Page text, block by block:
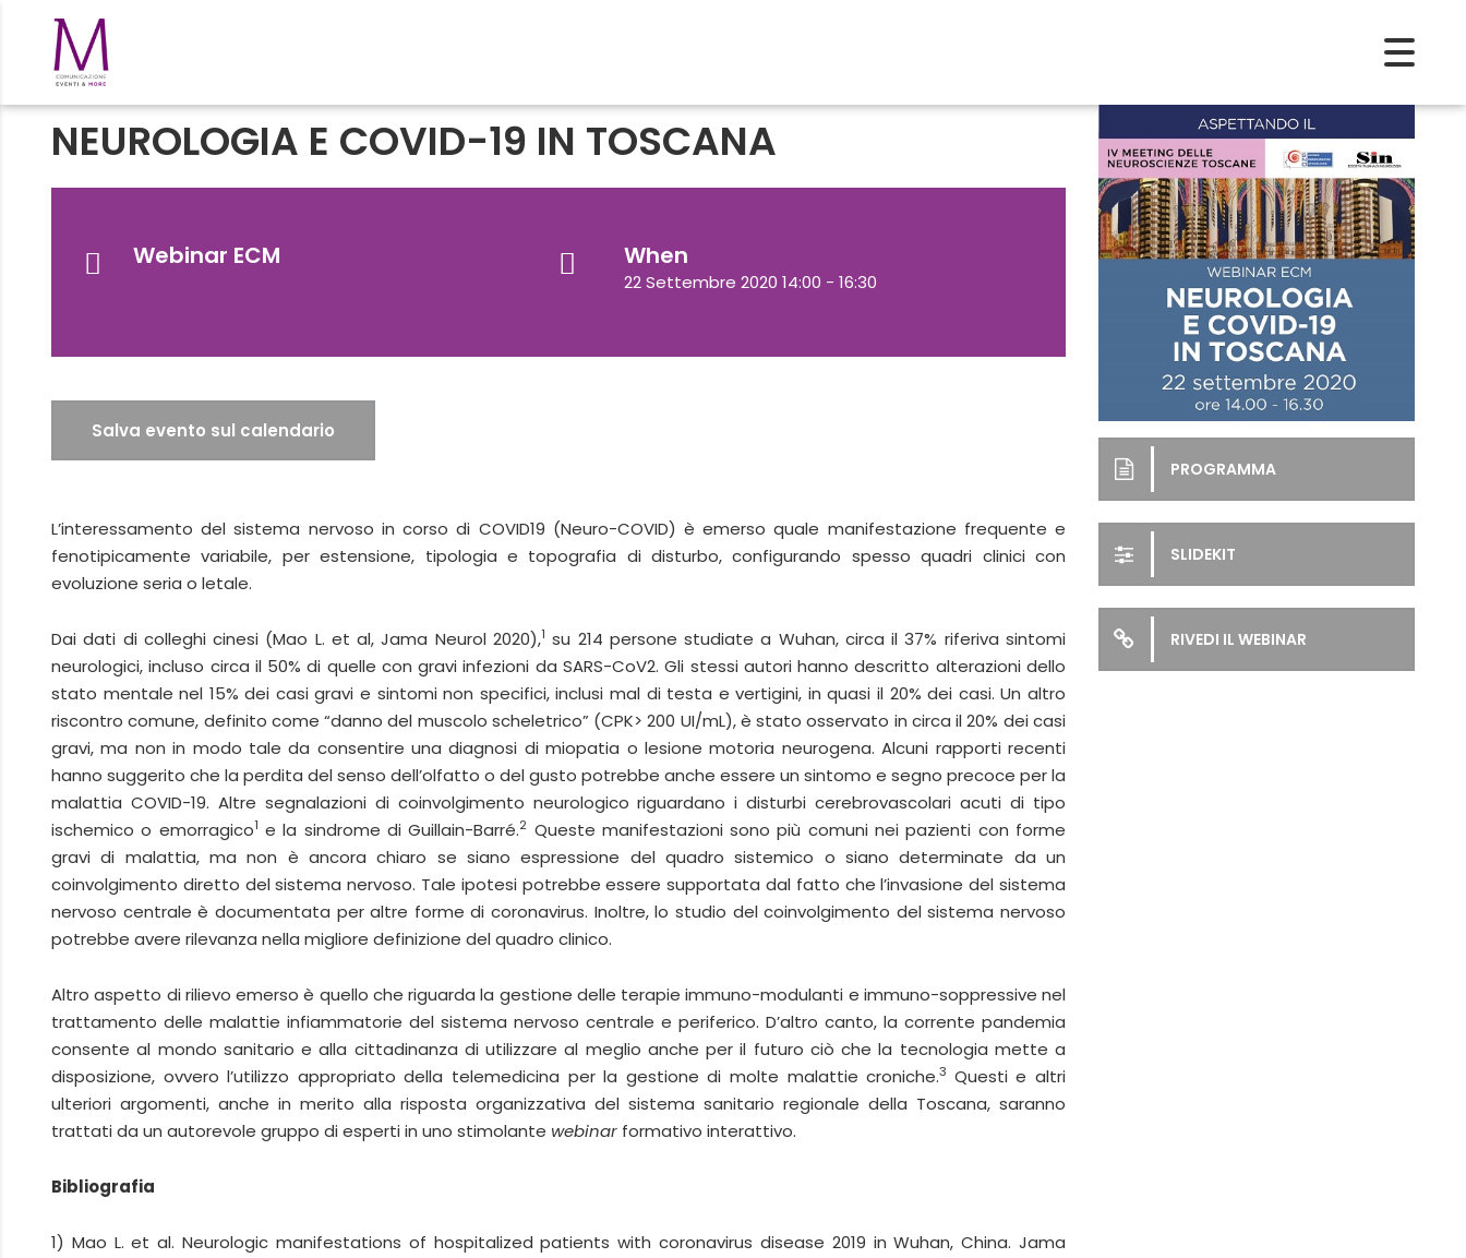
NEUROLOGIA E COVID-19 IN TOSCANA
Webinar ECM When
22 Settembre 2020 14:00 - 16:30
Salva evento sul calendario
L’interessamento del sistema nervoso in corso di COVID19 (Neuro-COVID) è emerso quale manifestazione frequente e
fenotipicamente variabile, per estensione, tipologia e topografia di disturbo, configurando spesso quadri clinici con
evoluzione seria o letale.
Dai dati di colleghi cinesi (Mao L. et al, Jama Neurol 2020),1 su 214 persone studiate a Wuhan, circa il 37% riferiva sintomi
neurologici, incluso circa il 50% di quelle con gravi infezioni da SARS-CoV2. Gli stessi autori hanno descritto alterazioni dello
stato mentale nel 15% dei casi gravi e sintomi non specifici, inclusi mal di testa e vertigini, in quasi il 20% dei casi. Un altro
riscontro comune, definito come “danno del muscolo scheletrico” (CPK> 200 UI/mL), è stato osservato in circa il 20% dei casi
gravi, ma non in modo tale da consentire una diagnosi di miopatia o lesione motoria neurogena. Alcuni rapporti recenti
hanno suggerito che la perdita del senso dell’olfatto o del gusto potrebbe anche essere un sintomo e segno precoce per la
malattia COVID-19. Altre segnalazioni di coinvolgimento neurologico riguardano i disturbi cerebrovascolari acuti di tipo
ischemico o emorragico1 e la sindrome di Guillain-Barré.2 Queste manifestazioni sono più comuni nei pazienti con forme
gravi di malattia, ma non è ancora chiaro se siano espressione del quadro sistemico o siano determinate da un
coinvolgimento diretto del sistema nervoso. Tale ipotesi potrebbe essere supportata dal fatto che l’invasione del sistema
nervoso centrale è documentata per altre forme di coronavirus. Inoltre, lo studio del coinvolgimento del sistema nervoso
potrebbe avere rilevanza nella migliore definizione del quadro clinico.
Altro aspetto di rilievo emerso è quello che riguarda la gestione delle terapie immuno-modulanti e immuno-soppressive nel
trattamento delle malattie infiammatorie del sistema nervoso centrale e periferico. D’altro canto, la corrente pandemia
consente al mondo sanitario e alla cittadinanza di utilizzare al meglio anche per il futuro ciò che la tecnologia mette a
disposizione, ovvero l’utilizzo appropriato della telemedicina per la gestione di molte malattie croniche.3 Questi e altri
ulteriori argomenti, anche in merito alla risposta organizzativa del sistema sanitario regionale della Toscana, saranno
trattati da un autorevole gruppo di esperti in uno stimolante webinar formativo interattivo.
Bibliografia
1) Mao L. et al. Neurologic manifestations of hospitalized patients with coronavirus disease 2019 in Wuhan, China. Jama
PROGRAMMA
SLIDEKIT
RIVEDI IL WEBINAR